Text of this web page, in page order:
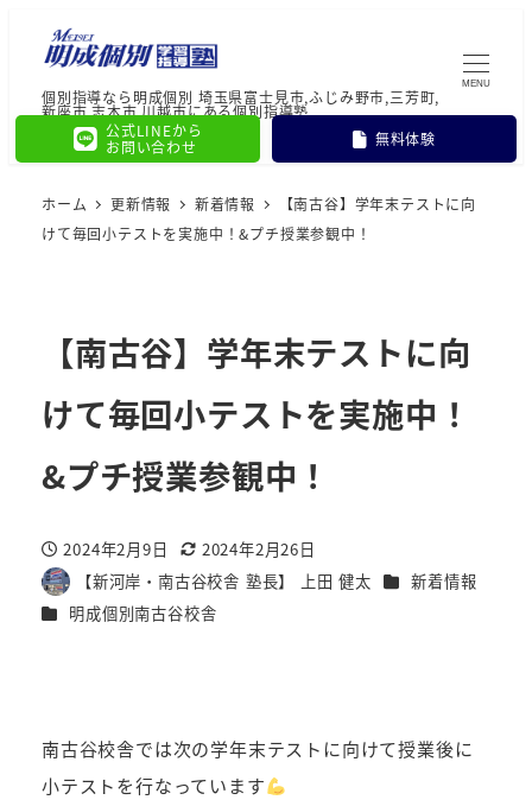
個別指導なら明成個別 埼玉県富士見市,ふじみ野市,三芳町,
新座市,志木市,川越市にある個別指導塾
公式LINEから
お問い合わせ
無料体験
MENU
ホーム 更新情報 新着情報
【南古谷】学年末テストに向
けて毎回小テストを実施中！&プチ授業参観中！
【南古谷】学年末テストに向
けて毎回小テストを実施中！
&プチ授業参観中！
投稿日
2024年2月9日
更新日
2024年2月26日
著
者
【新河岸・南古谷校舎 塾長】 上田 健太 カテゴリー
新着情報
カテゴリー
明成個別南古谷校舎
南古谷校舎では次の学年末テストに向けて授業後に
小テストを行なっています